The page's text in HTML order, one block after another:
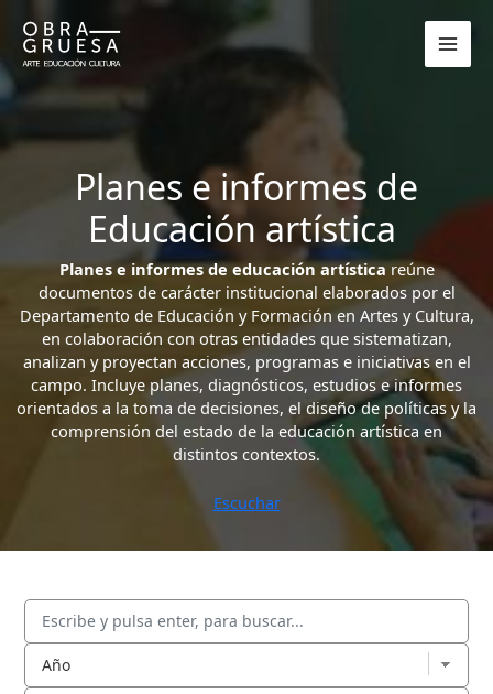
contenido
Planes e informes de
Educación artística
Planes e informes de educación artísticareúne
documentos de carácter institucional elaborados por el
Departamento de Educación y Formación en Artes y Cultura,
en colaboración con otras entidades que sistematizan,
analizan y proyectan acciones, programas e iniciativas en el
campo. Incluye planes, diagnósticos, estudios e informes
orientados a la toma de decisiones, el diseño de políticas y la
comprensión del estado de la educación artística en
distintos contextos.
Escuchar